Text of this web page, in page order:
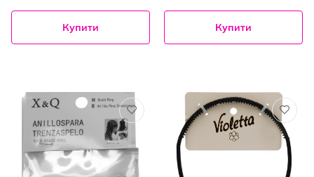
Купити Купити